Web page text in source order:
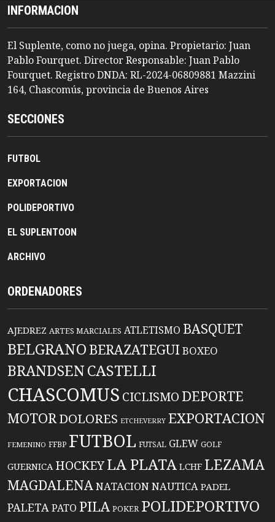
INFORMACION
El Suplente, como no juega, opina. Propietario: Juan
Pablo Fourquet. Director Responsable: Juan Pablo
Fourquet. Registro DNDA: RL-2024-06809881 Mazzini
164, Chascomús, provincia de Buenos Aires
SECCIONES
FUTBOL
EXPORTACION
POLIDEPORTIVO
EL SUPLENTOON
ARCHIVO
ORDENADORES
AJEDREZ ARTES MARCIALES ATLETISMO BASQUET
BELGRANO BERAZATEGUIBOXEO
BRANDSENCASTELLI
CHASCOMUS CICLISMO DEPORTE
MOTORDOLORES ETCHEVERRY EXPORTACION
FEMENINO FFBP FUTBOL FUTSAL GLEW GOLF
GUERNICA HOCKEYLA PLATA LCHF LEZAMA
MAGDALENANATACIONNAUTICA PADEL
PALETAPATO PILA POKER POLIDEPORTIVO